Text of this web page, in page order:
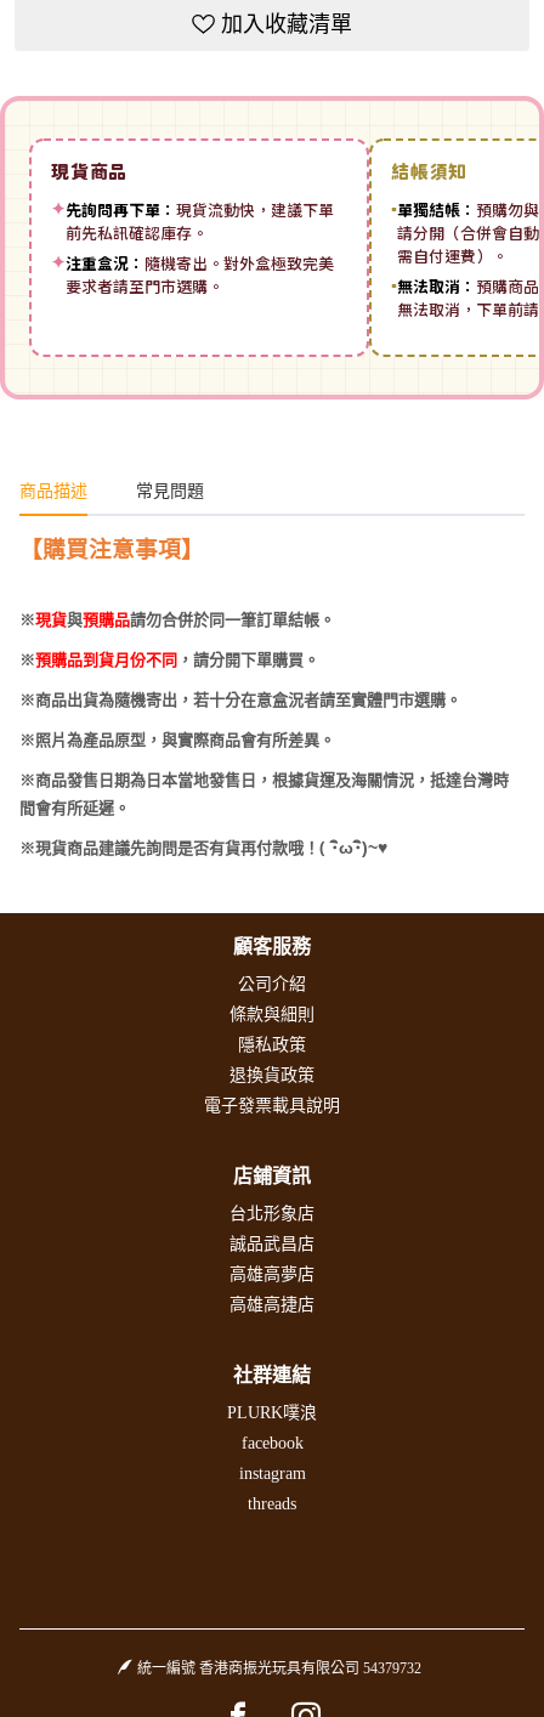
加入收藏清單
現貨商品
✦先詢問再下單： 現貨流動快，建議下單
前先私訊確認庫存。
✦注重盒況： 隨機寄出。對外盒極致完美
要求者請至門市選購。
結帳須知
▪單獨結帳： 預購勿與
請分開（合併會自
需自付運費）。
▪無法取消： 預購商品
無法取消，下單前
商品描述 常見問題
【購買注意事項】
※現貨與預購品請勿合併於同一筆訂單結帳。
※預購品到貨月份不同 ，請分開下單購買。
※商品出貨為隨機寄出，若十分在意盒況者請至實體門市選購。
※照片為產品原型，與實際商品會有所差異。
※商品發售日期為日本當地發售日，根據貨運及海關情況，抵達台灣時
間會有所延遲。
※現貨商品建議先詢問是否有貨再付款哦！ (･ω･)~♥
顧客服務
公司介紹
條款與細則
隱私政策
退換貨政策
電子發票載具說明
店鋪資訊
台北形象店
誠品武昌店
高雄高夢店
高雄高捷店
社群連結
PLURK噗浪
facebook
instagram
threads
統一編號 香港商振光玩具有限公司 54379732
Facebook pageInstagram page